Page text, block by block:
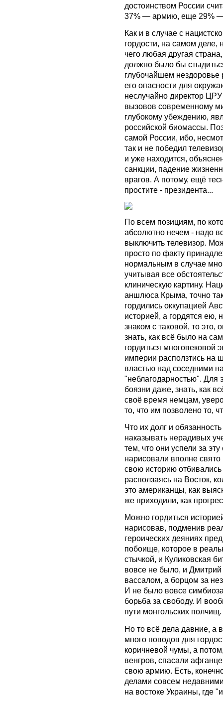
достоинством России
37% — армию, еще 29% —
Как и в случае с
гордости, на самом деле,
чего любая другая
должно было бы
глубочайшем нездоровье
его опасности для
неслучайно директор
вызовов современному
глубокому убеждению,
российской биомассы.
самой России, ибо,
так и не победил
и уже находится,
санкции, падение
врагов. А потому, ещё
простите - президента...
По всем позициям, по
абсолютно нечем - надо
выключить телевизор.
просто по факту
нормальным в случае
учитывая все
клиническую картину.
аншлюса Крыма, точно
гордились оккупацией
историей, а гордятся ею,
знаком с таковой, то это,
знать, как всё было на
гордиться многовековой
империи расползтись на
властью над соседними
"неблагодарностью". Для
боязни даже, знать, как
своё время немцам,
то, что им позволено то,
Что их долг и
наказывать нерадивых
тем, что они успели за
нарисовали вполне
свою историю
расползаясь на Восток,
это американцы, как
же приходили, как
Можно гордиться
нарисовав, подменив
героических деяниях
побоище, которое в
стычкой, и Куликовская
вовсе не было, и
вассалом, а борцом за
И не было вовсе
борьба за свободу. И
пути монгольских полчищ.
Но то всё дела давние, а
много поводов для
коричневой чумы, а
венгров, спасали
свою армию. Есть,
делами совсем
на востоке Украины, где